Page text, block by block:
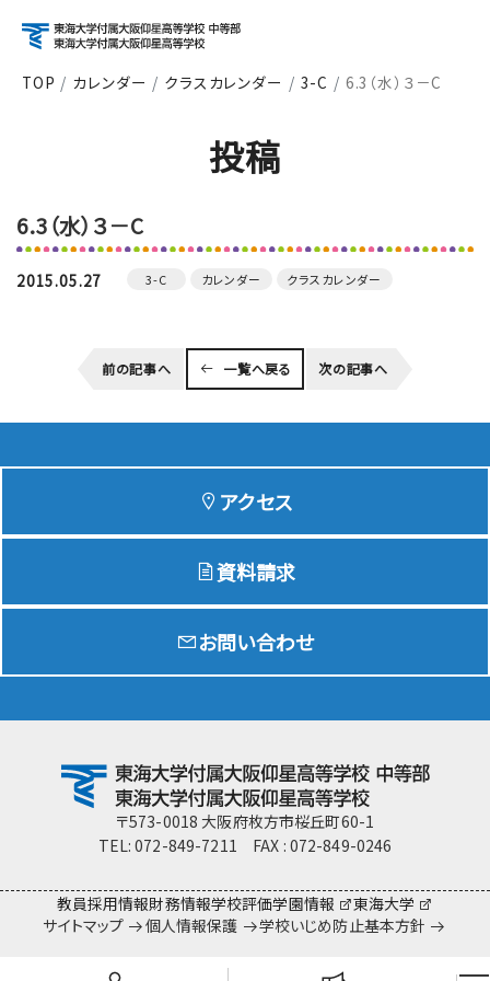
About 学校紹介
Course コース紹介
School Life 学校生活
Exam 入試情報サイト
team Gyosei team Gyosei
TOP カレンダー クラスカレンダー 3-C 6.3（水）３－C
投稿
6.3（水）３－C
2015.05.27 3-C カレンダー クラスカレンダー
前の記事へ 一覧へ戻る 次の記事へ
アクセス
資料請求
お問い合わせ
〒573-0018 大阪府枚方市桜丘町60-1
TEL: 072-849-7211 FAX : 072-849-0246
教員採用情報財務情報学校評価学園情報
東海大学
サイトマップ
個人情報保護 学校いじめ防止基本方針